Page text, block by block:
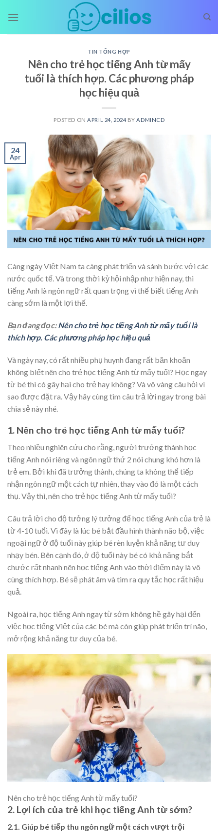
TIN TỔNG HỢP
Nên cho trẻ học tiếng Anh từ mấy
tuổi là thích hợp. Các phương pháp
học hiệu quả
POSTED ON APRIL 24, 2024 BY ADMINCD
24
Apr
Càng ngày Việt Nam ta càng phát triển và sánh bước với các
nước quốc tế. Và trong thời kỳ hội nhập như hiện nay, thì
tiếng Anh là ngôn ngữ rất quan trọng vì thế biết tiếng Anh
càng sớm là một lợi thế.
Bạn đang đọc:Nên cho trẻ học tiếng Anh từ mấy tuổi là
thích hợp. Các phương pháp học hiệu quả
Và ngày nay, có rất nhiều phụ huynh đang rất băn khoăn
không biết nên cho trẻ học tiếng Anh từ mấy tuổi? Học ngay
từ bé thì có gây hại cho trẻ hay không? Và vô vàng câu hỏi vì
sao được đặt ra. Vậy hãy cùng tìm câu trả lời ngay trong bài
chia sẻ này nhé.
1. Nên cho trẻ học tiếng Anh từ mấy tuổi?
Theo nhiều nghiên cứu cho rằng, người trưởng thành học
tiếng Anh nói riêng và ngôn ngữ thứ 2 nói chung khó hơn là
trẻ em. Bởi khi đã trưởng thành, chúng ta không thể tiếp
nhận ngôn ngữ một cách tự nhiên, thay vào đó là một cách
thụ. Vậy thì, nên cho trẻ học tiếng Anh từ mấy tuổi?
Câu trả lời cho độ tưởng lý tưởng để học tiếng Anh của trẻ là
từ 4-10 tuổi. Vì đây là lúc bé bắt đầu hình thành não bộ, việc
ngoại ngữ ở độ tuổi này giúp bé rèn luyện khả năng tư duy
nhạy bén. Bên cạnh đó, ở độ tuổi này bé có khả năng bắt
chước rất nhanh nên học tiếng Anh vào thời điểm này là vô
cùng thích hợp. Bé sẽ phát âm và tìm ra quy tắc học rất hiệu
quả.
Ngoài ra, học tiếng Anh ngay từ sớm không hề gây hại đến
việc học tiếng Việt của các bé mà còn giúp phát triển trí não,
mở rộng khả năng tư duy của bé.
Nên cho trẻ học tiếng Anh từ mấy tuổi?
2. Lợi ích của trẻ khi học tiếng Anh từ sớm?
2.1. Giúp bé tiếp thu ngôn ngữ một cách vượt trội